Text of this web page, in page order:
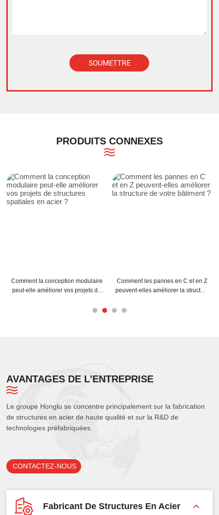
SOUMETTRE
PRODUITS CONNEXES
Comment la conception modulaire
peut-elle améliorer vos projets de
Comment les pannes en C et en Z
peuvent-elles améliorer la structure
AVANTAGES DE L'ENTREPRISE
Le groupe Honglu se concentre principalement sur la fabrication
de structures en acier de haute qualité et sur la R&D de
technologies préfabriquées.
CONTACTEZ-NOUS
Fabricant De Structures En Acier